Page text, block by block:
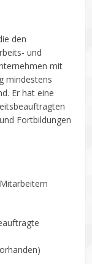
den
und
mit
mindestens
Er hat eine
Fortbildungen